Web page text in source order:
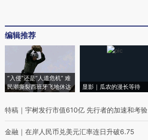
编辑推荐
“入侵”还是“人道危机” 难
民潮撕裂西班牙飞地休达
显影｜瓜农的漫长等待
特稿 ｜ 宇树发行市值610亿 先行者的加速和考验
金融 ｜ 在岸人民币兑美元汇率连日升破6.75